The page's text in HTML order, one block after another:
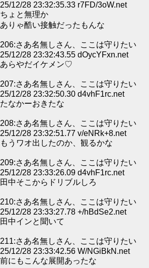
25/12/28 23:32:35.33 r7FD/3oW.net
ちょと無理か
ありゃ酷い接触だったもんな
206:さあ名無しさん、ここは守りたい
25/12/28 23:32:43.55 dOycYFxn.net
あらやだイケメン♡
207:さあ名無しさん、ここは守りたい
25/12/28 23:32:50.30 d4vhF1rc.net
たなかーおきたな
208:さあ名無しさん、ここは守りたい
25/12/28 23:32:51.77 v/eNRk+8.net
もうワオ出したのか、観るかな
209:さあ名無しさん、ここは守りたい
25/12/28 23:33:26.09 d4vhF1rc.net
田中そこからドリブルしろ
210:さあ名無しさん、ここは守りたい
25/12/28 23:33:27.78 +/hBdSe2.net
田中インと聞いて
211:さあ名無しさん、ここは守りたい
25/12/28 23:33:42.56 W/NGiBkN.net
前にもこんな展開あったな